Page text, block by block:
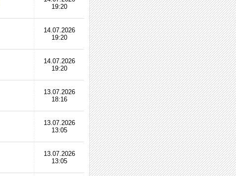
19:20
14.07.2026
19:20
14.07.2026
19:20
13.07.2026
18:16
13.07.2026
13:05
13.07.2026
13:05